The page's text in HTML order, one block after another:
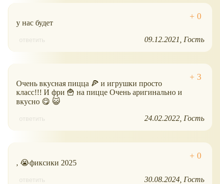
у нас будет
ответить 09.12.2021 Гость
Очень вкусная пицца 🍕 и игрушки просто
класс!!! И фри 🍟 на пицце Очень аригинально и
вкусно 😋 😺
ответить 24.02.2022 Гость
, 😭фиксики 2025
ответить 30.08.2024 Гость